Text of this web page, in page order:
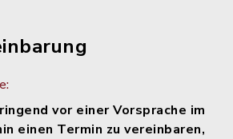
vor einer Vorsprache im
einen Termin zu vereinbaren,